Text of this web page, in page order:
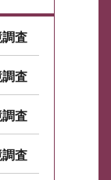
査
査
査
査